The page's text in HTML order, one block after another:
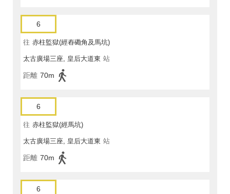
6
往 赤柱監獄(經舂磡角及馬坑)
太古廣場三座, 皇后大道東 站
距離 70m
6
往 赤柱監獄(經馬坑)
太古廣場三座, 皇后大道東 站
距離 70m
6